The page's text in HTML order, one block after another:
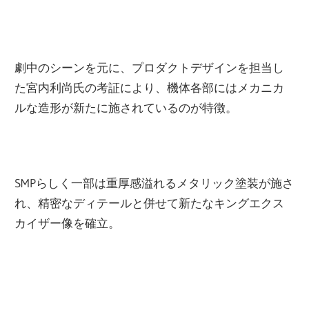
劇中のシーンを元に、プロダクトデザインを担当し
た宮内利尚氏の考証により、機体各部にはメカニカ
ルな造形が新たに施されているのが特徴。
SMPらしく一部は重厚感溢れるメタリック塗装が施さ
れ、精密なディテールと併せて新たなキングエクス
カイザー像を確立。